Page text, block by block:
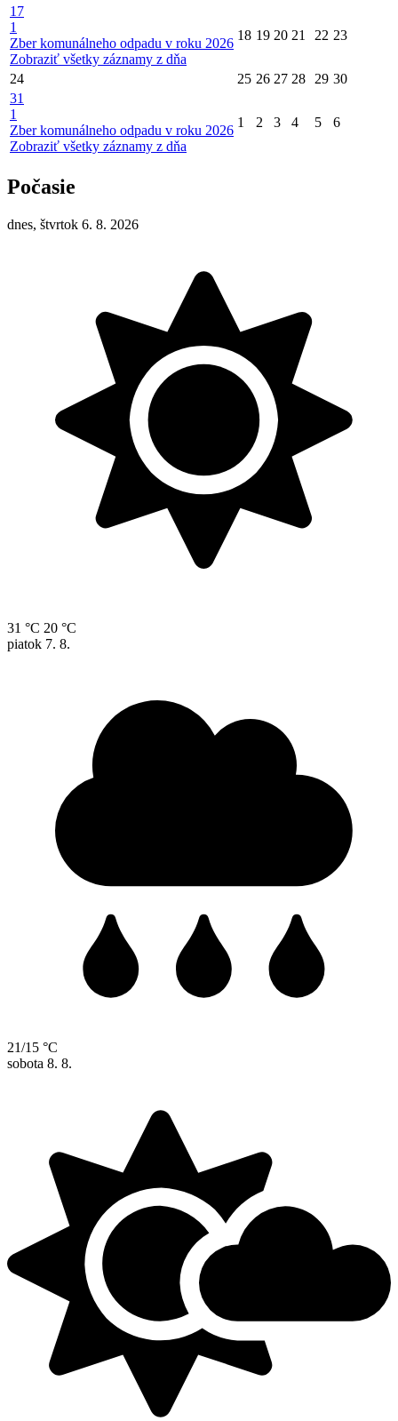
17
1
Zber komunálneho odpadu v roku 2026
Zobraziť všetky záznamy z dňa
18 19 20 21 22 23
24 25 26 27 28 29 30
31
1
Zber komunálneho odpadu v roku 2026
Zobraziť všetky záznamy z dňa
1 2 3 4 5 6
Počasie
dnes, štvrtok 6. 8. 2026
31 °C 20 °C
piatok 7. 8.
21/15 °C
sobota 8. 8.